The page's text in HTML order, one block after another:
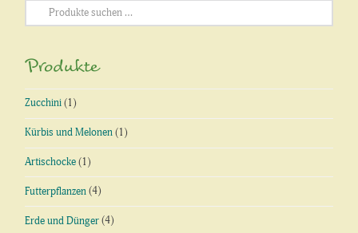
Suchen
nach:
Produkte
Zucchini (1)
Kürbis und Melonen (1)
Artischocke (1)
Futterpflanzen (4)
Erde und Dünger (4)